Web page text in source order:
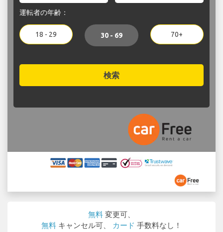
運転者の年齢：
18 - 29 30 - 69 70+
検索
無料 変更可、
無料 キャンセル可、 カード 手数料なし！